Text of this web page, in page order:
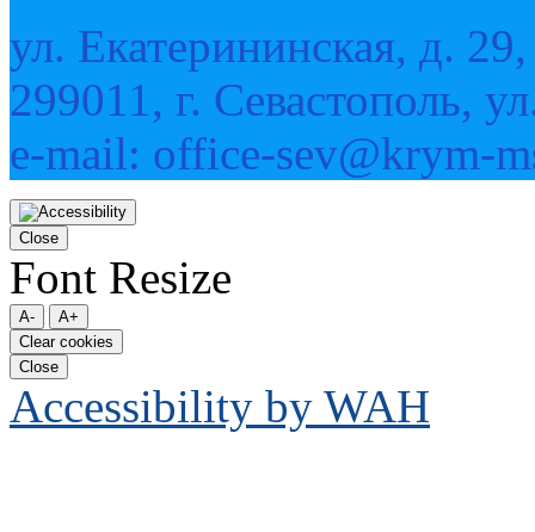
ул. Екатерининская, д.
299011, г. Севастополь,
e-mail: office-sev@krym-
Прокрутка
вверх
Close
Font Resize
A-
A+
Clear cookies
Close
Accessibility by WAH